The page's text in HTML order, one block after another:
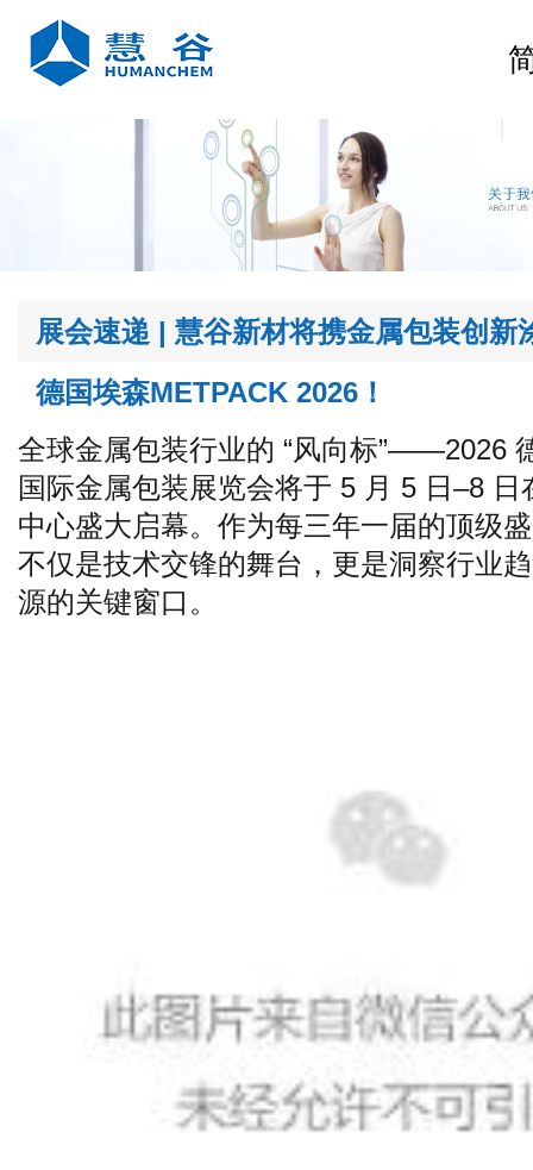
德国埃森METPACK 2026！
源的关键窗口。